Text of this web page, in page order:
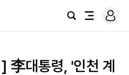
검
전
로
그
李대통령, '인천 계